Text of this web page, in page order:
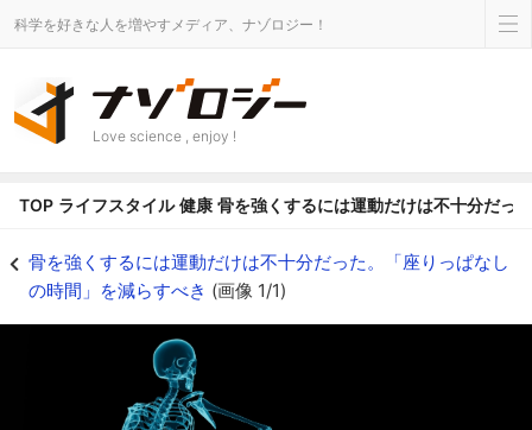
科学を好きな人を増やすメディア、ナゾロジー！
Love science , enjoy !
TOP ライフスタイル 健康 骨を強くするには運動だけは不十分だっ
骨を強くするには運動だけは不十分だった。「座りっぱなし
の時間」を減らすべき (画像 1/1)